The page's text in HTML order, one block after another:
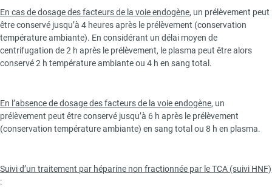
En cas de dosage des facteurs de la voie endogène, un prélèvement peut
être conservé jusqu’à 4 heures après le prélèvement (conservation
température ambiante). En considérant un délai moyen de
centrifugation de 2 h après le prélèvement, le plasma peut être alors
conservé 2 h température ambiante ou 4 h en sang total.
En l’absence de dosage des facteurs de la voie endogène, un
prélèvement peut être conservé jusqu’à 6 h après le prélèvement
(conservation température ambiante) en sang total ou 8 h en plasma.
Suivi d’un traitement par héparine non fractionnée par le TCA (suivi HNF)
: